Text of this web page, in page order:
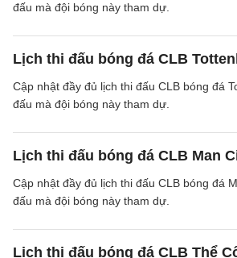
đấu mà đội bóng này tham dự.
Lịch thi đấu bóng đá CLB
Cập nhật đầy đủ lịch thi đấu CLB bóng đá
đấu mà đội bóng này tham dự.
Lịch thi đấu bóng đá CLB Man
Cập nhật đầy đủ lịch thi đấu CLB bóng đá
đấu mà đội bóng này tham dự.
Lịch thi đấu bóng đá CLB Thể